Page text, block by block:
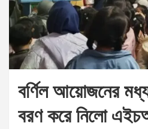
বর্ণিল আয়োজনের
বরণ করে নিলো